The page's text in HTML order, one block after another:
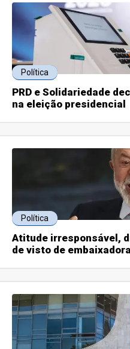
Política
PRD e Solidariedade
na eleição presidencial
Política
Atitude irresponsável,
de visto de embaixadora